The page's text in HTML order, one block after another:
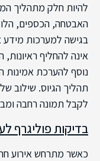
להיות חלק מתהליך
האבטחה, הכספים,
בגישה למערכות
אינה להחליף
נוסף להערכת
תהליך הגיוס. שילוב
לקבל תמונה רחבה
בדיקות פוליגרף
כאשר מתרחש אירוע